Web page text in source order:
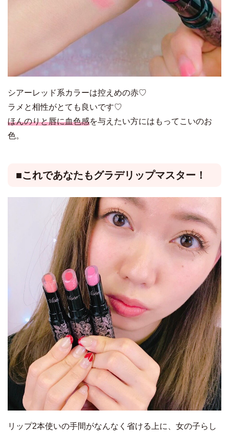
シアーレッド系カラーは控えめの赤♡
ラメと相性がとても良いです♡
ほんのりと唇に血色感を与えたい方にはもってこいのお
色。
■これであなたもグラデリップマスター！
リップ2本使いの手間がなんなく省ける上に、女の子らし